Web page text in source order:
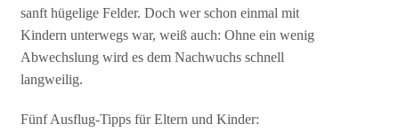
sanft hügelige Felder. Doch wer schon einmal mit
Kindern unterwegs war, weiß auch: Ohne ein wenig
Abwechslung wird es dem Nachwuchs schnell
langweilig.
Fünf Ausflug-Tipps für Eltern und Kinder: